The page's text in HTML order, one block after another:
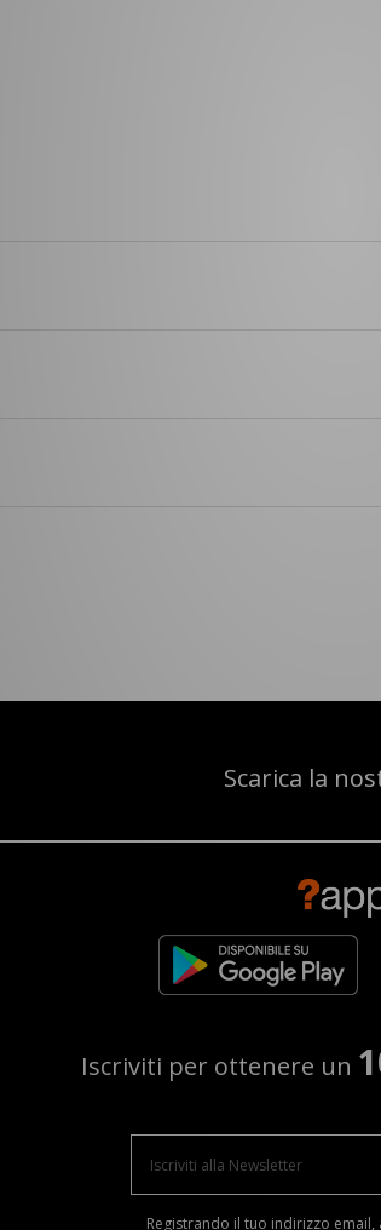
Scarica la
Iscriviti per ottenere un
Registrando il tuo indirizzo